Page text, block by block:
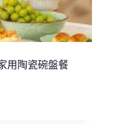
用陶瓷碗盤餐